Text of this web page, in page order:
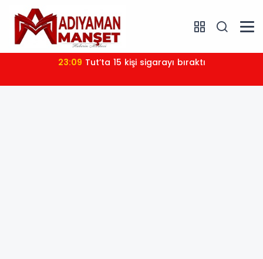
23:09 Tut’ta 15 kişi sigarayı bıraktı